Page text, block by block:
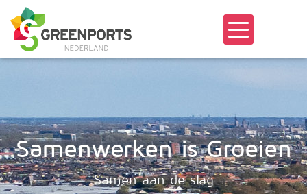
Samenwerken is Groeien
Samen aan de slag